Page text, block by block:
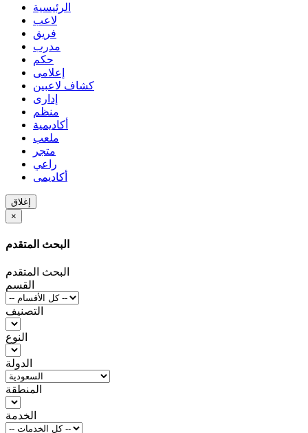
الرئيسية
لاعب
فريق
مدرب
حكم
إعلامى
كشاف لاعبين
إدارى
منظم
أكاديمية
ملعب
متجر
راعي
أكاديمى
إغلاق
×
البحث المتقدم
البحث المتقدم
القسم
التصنيف
النوع
الدولة
المنطقة
الخدمة